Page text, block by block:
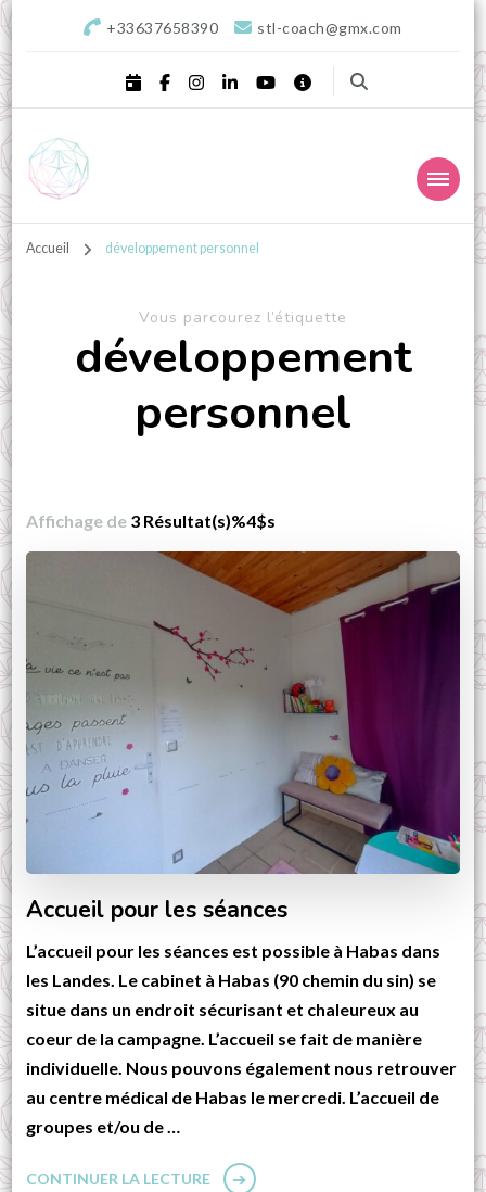
+33637658390 stl-coach@gmx.com
STL Coaching
professionnel, Sophrologie
personnel – Landes,
Aquitaine
Accueil développement personnel
Vous parcourez l’étiquette
développement
personnel
Affichage de 3 Résultat(s)%4$s
Accueil pour les séances
L’accueil pour les séances est possible à Habas dans
les Landes. Le cabinet à Habas (90 chemin du sin) se
situe dans un endroit sécurisant et chaleureux au
coeur de la campagne. L’accueil se fait de manière
individuelle. Nous pouvons également nous retrouver
au centre médical de Habas le mercredi. L’accueil de
groupes et/ou de …
CONTINUER LA LECTURE